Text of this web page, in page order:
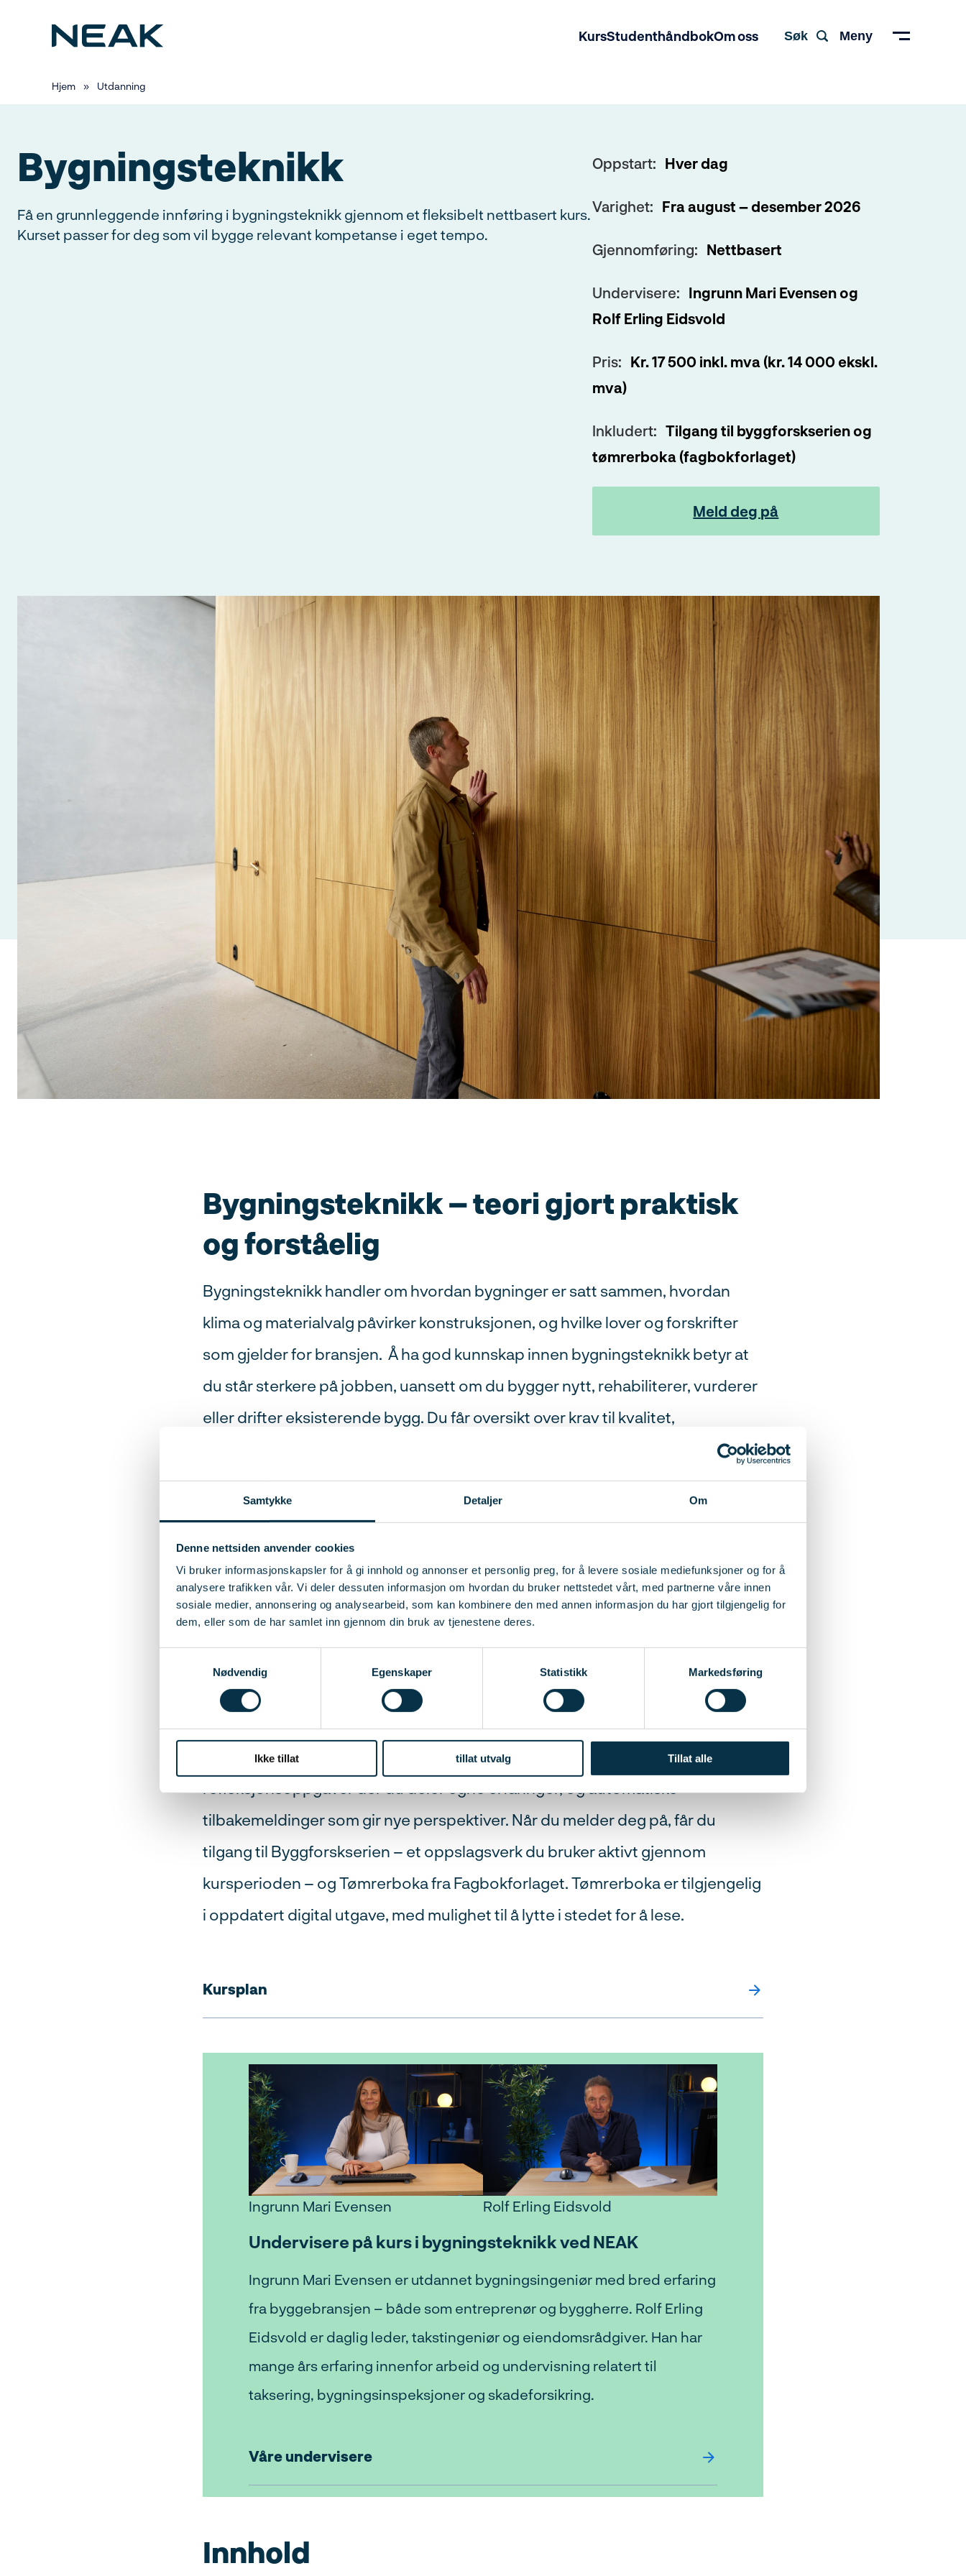
Samtykke Detaljer Om
Denne nettsiden anvender cookies
Vi bruker informasjonskapsler for å gi innhold og annonser et personlig preg, for å levere sosiale mediefunksjoner og for å
analysere trafikken vår. Vi deler dessuten informasjon om hvordan du bruker nettstedet vårt, med partnerne våre innen
sosiale medier, annonsering og analysearbeid, som kan kombinere den med annen informasjon du har gjort tilgjengelig for
dem, eller som de har samlet inn gjennom din bruk av tjenestene deres.
Nødvendig
Egenskaper Statistikk Markedsføring
Ikke tillat tillat utvalg Tillat alle
hovedinnhold
KursStudenthåndbokOm oss Søk Meny
Hjem » Utdanning
Bygningsteknikk
Få en grunnleggende innføring i bygningsteknikk gjennom et fleksibelt nettbasert kurs.
Kurset passer for deg som vil bygge relevant kompetanse i eget tempo.
Oppstart: Hver dag
Varighet: Fra august – desember 2026
Gjennomføring: Nettbasert
Undervisere: Ingrunn Mari Evensen og
Rolf Erling Eidsvold
Pris: Kr. 17 500 inkl. mva (kr. 14 000 ekskl.
mva)
Inkludert: Tilgang til byggforskserien og
tømrerboka (fagbokforlaget)
Meld deg på
Bygningsteknikk – teori gjort praktisk
og forståelig
Bygningsteknikk handler om hvordan bygninger er satt sammen, hvordan
klima og materialvalg påvirker konstruksjonen, og hvilke lover og forskrifter
som gjelder for bransjen. Å ha god kunnskap innen bygningsteknikk betyr at
du står sterkere på jobben, uansett om du bygger nytt, rehabiliterer, vurderer
eller drifter eksisterende bygg. Du får oversikt over krav til kvalitet,
dokumentasjon og regelverk, og vet hva som kreves for å levere fagarbeid
som holder mål og tåler kontroll. Du lærer også om materialvalg og
bygningsfysikk, hvordan varme, luft og fukt transporteres, og hvorfor riktig
valg av materialer påvirker inneklimaet, helse og komfort – viktige forhold
både for deg og alle som skal bruke bygget.
Hvordan gjennomføres kurset?
Kurset passer for deg som liker å jobbe selvstendig, men som samtidig ønsker
struktur og støtte underveis. Du følger et fast løp med digitale leksjoner med
videoundervisning og interaktive oppgaver. Underveis får du
tilbakemeldinger som gir nye perspektiver. Når du melder deg på, får du
tilgang til Byggforskserien – et oppslagsverk du bruker aktivt gjennom
kursperioden – og Tømrerboka fra Fagbokforlaget. Tømrerboka er tilgjengelig
i oppdatert digital utgave, med mulighet til å lytte i stedet for å lese.
Kursplan
Ingrunn Mari Evensen Rolf Erling Eidsvold
Undervisere på kurs i bygningsteknikk ved NEAK
Ingrunn Mari Evensen er utdannet bygningsingeniør med bred erfaring
fra byggebransjen – både som entreprenør og byggherre. Rolf Erling
Eidsvold er daglig leder, takstingeniør og eiendomsrådgiver. Han har
mange års erfaring innenfor arbeid og undervisning relatert til
taksering, bygningsinspeksjoner og skadeforsikring.
Våre undervisere
Innhold